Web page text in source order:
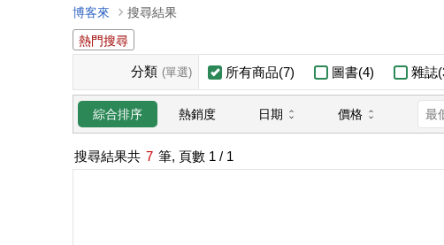
博客來
搜尋結果
熱門搜尋
分類 (單選) 所有商品(7) 圖書(4) 雜誌
綜合排序 熱銷度 日期 價格
搜尋結果共 7 筆, 頁數 1 / 1